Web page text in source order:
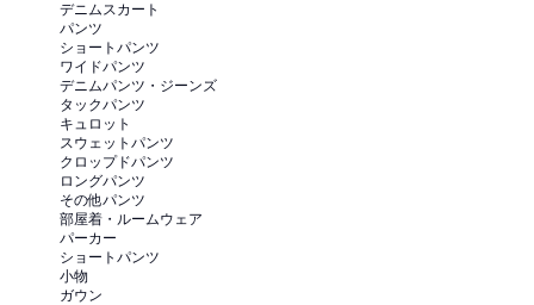
デニムスカート
パンツ
ショートパンツ
ワイドパンツ
デニムパンツ・ジーンズ
タックパンツ
キュロット
スウェットパンツ
クロップドパンツ
ロングパンツ
その他パンツ
部屋着・ルームウェア
パーカー
ショートパンツ
小物
ガウン